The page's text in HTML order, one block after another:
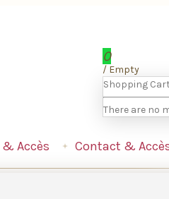
0
/ Empty
Shopping Cart
There are no
Accès Contact &